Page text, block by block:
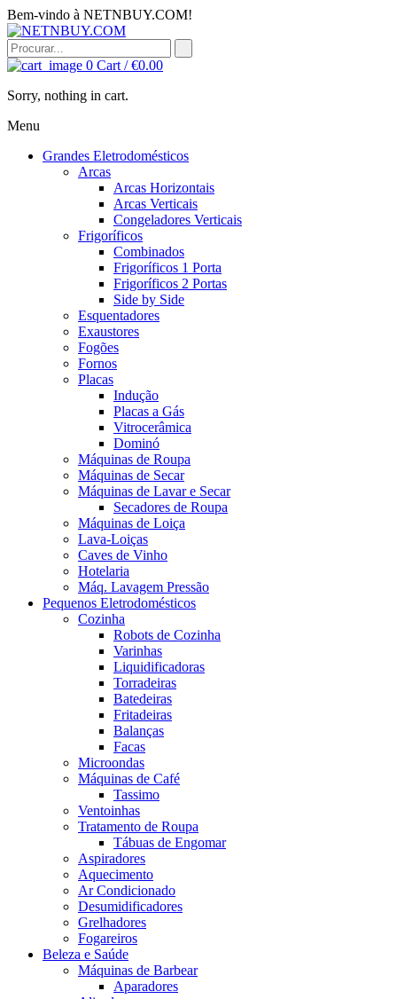
Bem-vindo à NETNBUY.COM!
0 Cart /€0.00
Sorry, nothing in cart.
Menu
Grandes Eletrodomésticos
Arcas
Arcas Horizontais
Arcas Verticais
Congeladores Verticais
Frigoríficos
Combinados
Frigoríficos 1 Porta
Frigoríficos 2 Portas
Side by Side
Esquentadores
Exaustores
Fogões
Fornos
Placas
Indução
Placas a Gás
Vitrocerâmica
Dominó
Máquinas de Roupa
Máquinas de Secar
Máquinas de Lavar e Secar
Secadores de Roupa
Máquinas de Loiça
Lava-Loiças
Caves de Vinho
Hotelaria
Máq. Lavagem Pressão
Pequenos Eletrodomésticos
Cozinha
Robots de Cozinha
Varinhas
Liquidificadoras
Torradeiras
Batedeiras
Fritadeiras
Balanças
Facas
Microondas
Máquinas de Café
Tassimo
Ventoinhas
Tratamento de Roupa
Tábuas de Engomar
Aspiradores
Aquecimento
Ar Condicionado
Desumidificadores
Grelhadores
Fogareiros
Beleza e Saúde
Máquinas de Barbear
Aparadores